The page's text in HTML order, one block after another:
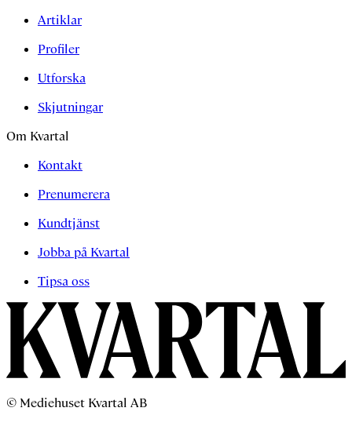
Artiklar
Profiler
Utforska
Skjutningar
Om Kvartal
Kontakt
Prenumerera
Kundtjänst
Jobba på Kvartal
Tipsa oss
© Mediehuset Kvartal AB